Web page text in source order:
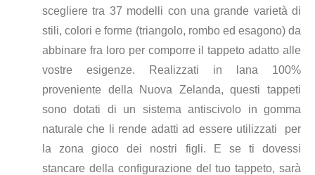
scegliere tra 37 modelli con una grande varietà di
stili, colori e forme (triangolo, rombo ed esagono) da
abbinare fra loro per comporre il tappeto adatto alle
vostre esigenze. Realizzati in lana 100%
proveniente della Nuova Zelanda, questi tappeti
sono dotati di un sistema antiscivolo in gomma
naturale che li rende adatti ad essere utilizzati per
la zona gioco dei nostri figli. E se ti dovessi
stancare della configurazione del tuo tappeto, sarà